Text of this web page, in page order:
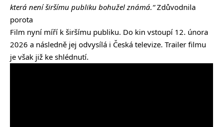
která není širšímu publiku bohužel známá.“Zdůvodnila
porota
Film nyní míří k širšímu publiku. Do kin vstoupí 12. února
2026 a následně jej odvysílá i Česká televize. Trailer filmu
je však již ke shlédnutí.